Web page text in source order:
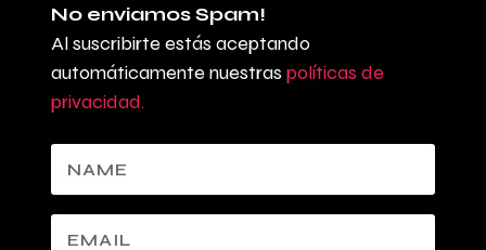
No enviamos Spam!
Al suscribirte estás aceptando
automáticamente nuestraspolíticas de
privacidad.